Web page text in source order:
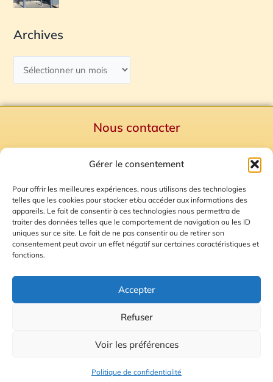
Gérer le consentement
Pour offrir les meilleures expériences, nous utilisons des technologies
telles que les cookies pour stocker et/ou accéder aux informations des
appareils. Le fait de consentir à ces technologies nous permettra de
traiter des données telles que le comportement de navigation ou les ID
uniques sur ce site. Le fait de ne pas consentir ou de retirer son
consentement peut avoir un effet négatif sur certaines caractéristiques et
fonctions.
Accepter
Refuser
Voir les préférences
Politique de confidentialité
Archives
Nous contacter
Mentions Légales
Plan du site
Gestion des Cookies
© 2026 Radio Calade